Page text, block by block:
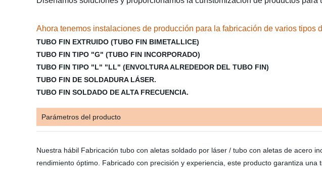
Ahora tenemos instalaciones de producción para la fabricación de varios tipos
TUBO FIN EXTRUIDO (TUBO FIN BIMETALLICE)
TUBO FIN TIPO "G" (TUBO FIN INCORPORADO)
TUBO FIN TIPO "L" "LL" (ENVOLTURA ALREDEDOR DEL TUBO FIN)
TUBO FIN DE SOLDADURA LÁSER.
TUBO FIN SOLDADO DE ALTA FRECUENCIA.
Parámetros del producto
Nuestra hábil Fabricación tubo con aletas soldado por láser / tubo con aletas de acero
rendimiento óptimo. Fabricado con precisión y experiencia, este producto garantiza